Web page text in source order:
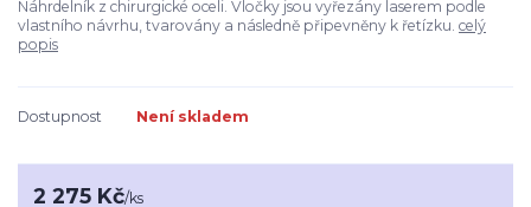
Náhrdelník z chirurgické oceli. Vločky jsou vyřezány laserem podle
vlastního návrhu, tvarovány a následně připevněny k řetízku. celý
popis
Dostupnost Není skladem
2 275 Kč/ks